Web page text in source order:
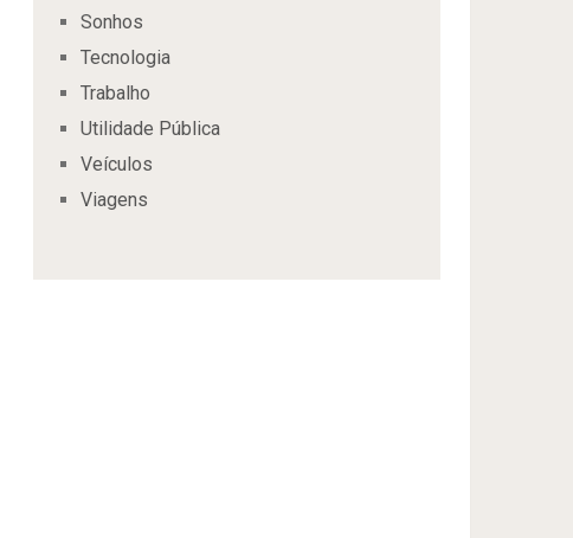
Sonhos
Tecnologia
Trabalho
Utilidade Pública
Veículos
Viagens